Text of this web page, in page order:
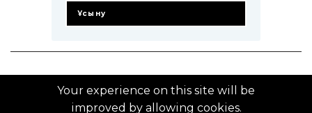
Ұсыну
© 2014–2025 ZTB.KZ
Your experience on this site will be
improved by allowing cookies.